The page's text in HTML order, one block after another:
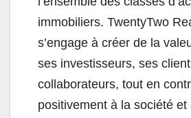
immobiliers. TwentyTwo
s’engage à créer de la
ses investisseurs, ses
collaborateurs, tout en
positivement à la société et